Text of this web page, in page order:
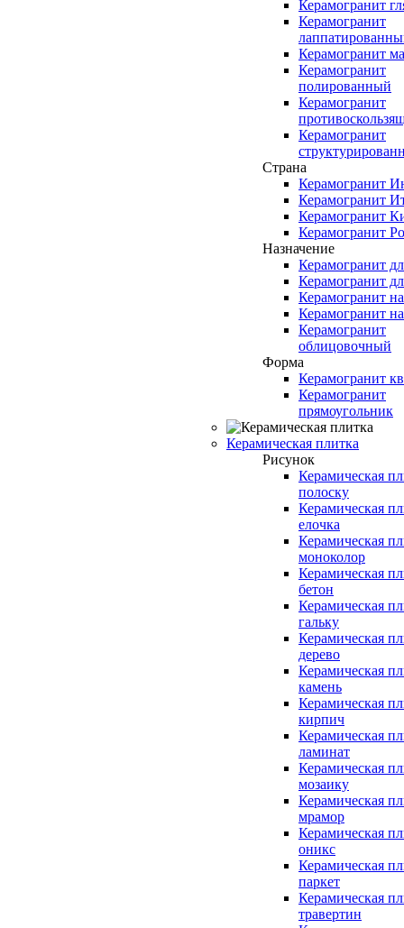
Керамогранит
Керамогранит
Керамогранит
Керамогранит
полированный
Керамогранит
Керамогранит
Страна
Керамогранит
Керамогранит
Керамогранит
Керамогранит
Назначение
Керамогранит
Керамогранит
Керамогранит
Керамогранит
Керамогранит
облицовочный
Форма
Керамогранит
Керамогранит
прямоугольник
Керамическая плитка
Рисунок
Керамическая
полоску
Керамическая
елочка
Керамическая
моноколор
Керамическая
бетон
Керамическая
гальку
Керамическая
дерево
Керамическая
камень
Керамическая
кирпич
Керамическая
ламинат
Керамическая
мозаику
Керамическая
мрамор
Керамическая
оникс
Керамическая
паркет
Керамическая
травертин